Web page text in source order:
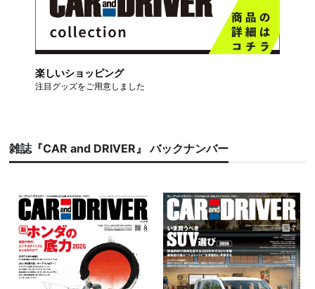
楽しいショッピング
注目グッズをご用意しました
雑誌『CAR and DRIVER』 バックナンバー